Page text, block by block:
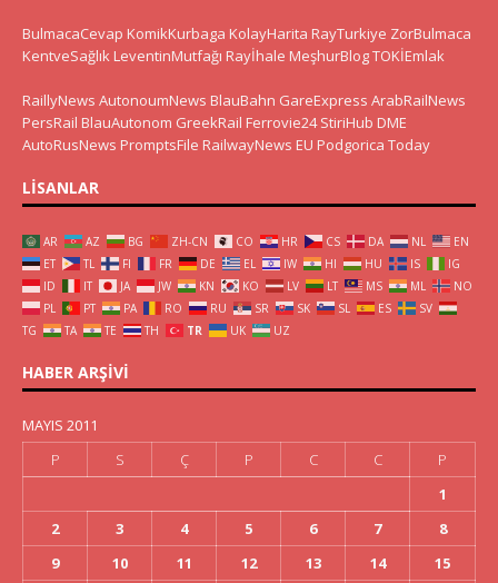
BulmacaCevap KomikKurbaga KolayHarita RayTurkiye ZorBulmaca
KentveSağlık LeventinMutfağı Rayİhale MeşhurBlogTOKİEmlak
RaillyNews AutonoumNews BlauBahn GareExpress ArabRailNews
PersRail BlauAutonom GreekRail Ferrovie24 StiriHub DME
AutoRusNews PromptsFile RailwayNews EU Podgorica Today
LISANLAR
AR AZ BG ZH-CN CO HR CS DA NL
EN
ET
TL FI FR DE EL IW HI HU IS
IG
ID
IT JA JW KN KO LV LT MS ML
NO
PL
PT PA RO RU SR SK SL ES
SV
TG
TA TE TH TR UK UZ
HABER ARŞIVI
MAYIS 2011
P
S Ç P C C
P
1
2
3 4 5 6 7
8
9
10 11 12 13 14 15